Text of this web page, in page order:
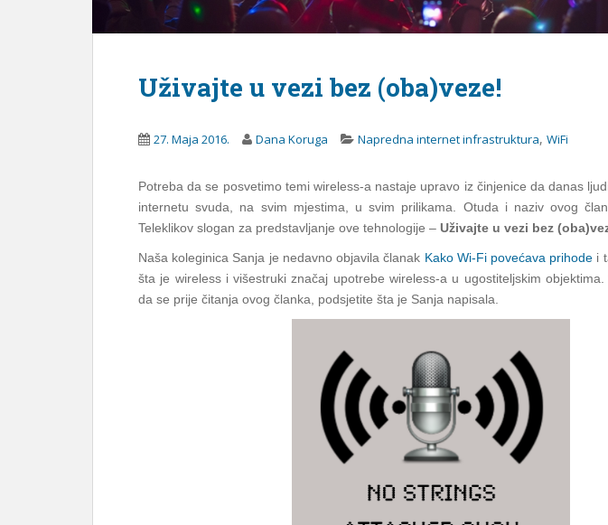
Uživajte u vezi bez (oba)veze!
27. Maja 2016. Dana Koruga Napredna internet infrastruktura, WiFi
Potreba da se posvetimo temi wireless-a nastaje upravo iz činjenice da danas
internetu svuda, na svim mjestima, u svim prilikama. Otuda i naziv ovog
Teleklikov slogan za predstavljanje ove tehnologije – Uživajte u vezi bez
Naša koleginica Sanja je nedavno objavila članak Kako Wi-Fi povećava prihode i
šta je wireless i višestruki značaj upotrebe wireless-a u ugostiteljskim
da se prije čitanja ovog članka, podsjetite šta je Sanja napisala.